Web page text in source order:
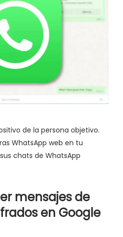
de la persona objetivo.
WhatsApp web en tu
chats de WhatsApp
mensajes de
en Google